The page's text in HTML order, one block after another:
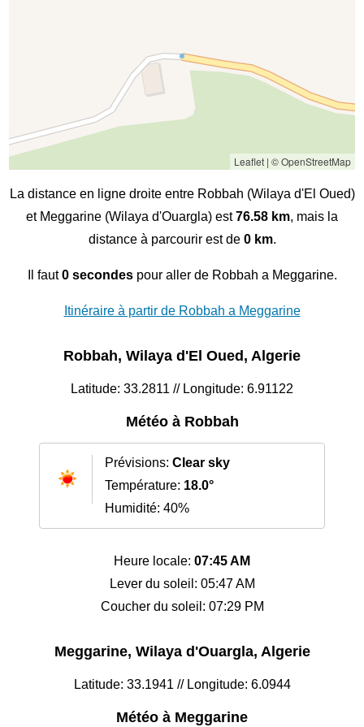
Leaflet| © OpenStreetMap
La distance en ligne droite entre Robbah (Wilaya d'El Oued)
et Meggarine (Wilaya d'Ouargla) est76.58 km, mais la
distance à parcourir est de 0 km.
Il faut0 secondespour aller de Robbah a Meggarine.
Itinéraire à partir de Robbah a Meggarine
Robbah, Wilaya d'El Oued, Algerie
Latitude: 33.2811 // Longitude: 6.91122
Météo à Robbah
Prévisions: Clear sky
Température: 18.0°
Humidité: 40%
Heure locale: 07:45 AM
Lever du soleil: 05:47 AM
Coucher du soleil: 07:29 PM
Meggarine, Wilaya d'Ouargla, Algerie
Latitude: 33.1941 // Longitude: 6.0944
Météo à Meggarine